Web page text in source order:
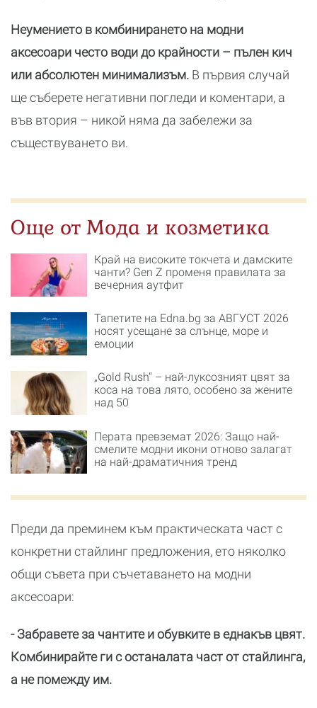
Неумението в комбинирането на модни
аксесоари често води до крайности – пълен кич
или абсолютен минимализъм. В първия случай
ще съберете негативни погледи и коментари, а
във втория – никой няма да забележи за
съществуването ви.
Още от Мода и козметика
Край на високите токчета и дамските
чанти? Gen Z променя правилата за
вечерния аутфит
Тапетите на Edna.bg за АВГУСТ 2026
носят усещане за слънце, море и
емоции
„Gold Rush“ – най-луксозният цвят за
коса на това лято, особено за жените
над 50
Перата превземат 2026: Защо най-
смелите модни икони отново залагат
на най-драматичния тренд
Преди да преминем към практическата част с
конкретни стайлинг предложения, ето няколко
общи съвета при съчетаването на модни
аксесоари:
- Забравете за чантите и обувките в еднакъв цвят.
Комбинирайте ги с останалата част от стайлинга,
а не помежду им.